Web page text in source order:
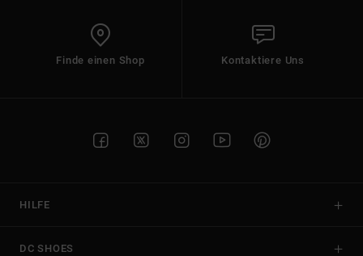
Finde einen Shop Kontaktiere Uns
HILFE
DC SHOES